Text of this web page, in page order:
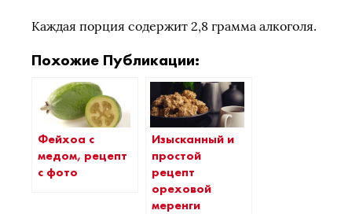
Каждая порция содержит 2,8 грамма алкоголя.
Похожие Публикации:
Фейхоа с
медом, рецепт
с фото
Изысканный и
простой
рецепт
ореховой
меренги